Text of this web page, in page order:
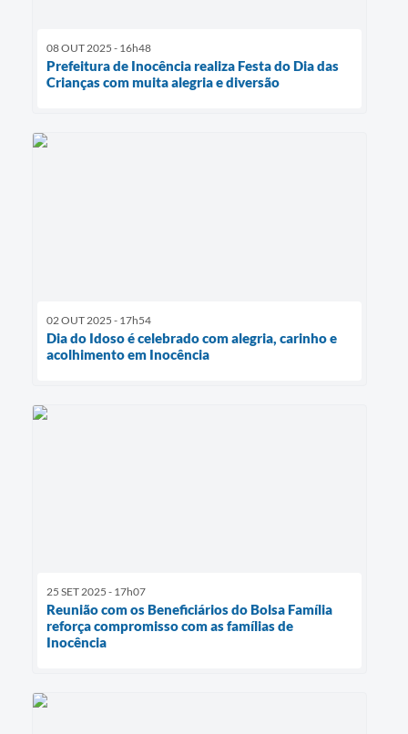
08 OUT 2025 - 16h48
Prefeitura de Inocência realiza Festa do Dia das
Crianças com muita alegria e diversão
02 OUT 2025 - 17h54
Dia do Idoso é celebrado com alegria, carinho e
acolhimento em Inocência
25 SET 2025 - 17h07
Reunião com os Beneficiários do Bolsa Família
reforça compromisso com as famílias de
Inocência